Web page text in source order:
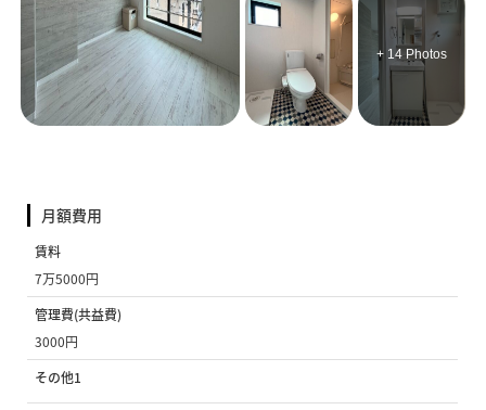
+ 14 Photos
月額費用
賃料
7万5000円
管理費(共益費)
3000円
その他1